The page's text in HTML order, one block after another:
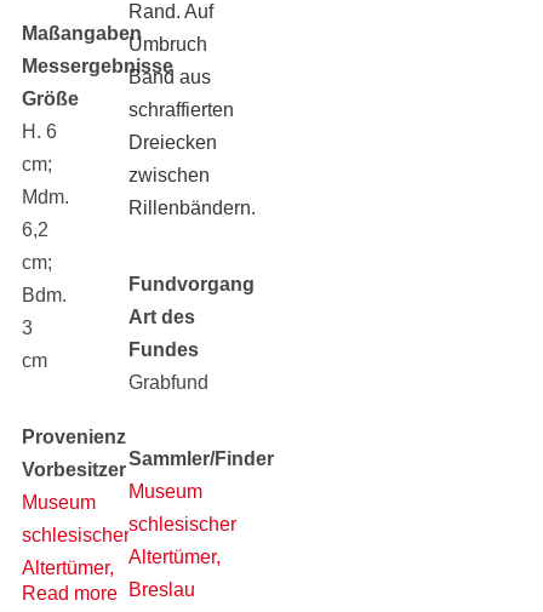
Maßangaben
Messergebnisse
Größe
H. 6
cm;
Mdm.
6,2
cm;
Bdm.
3
cm
Provenienz
Vorbesitzer
Museum
schlesischer
Altertümer,
Breslau
Read more
Rand. Auf
Umbruch
Band aus
schraffierten
Dreiecken
zwischen
Rillenbändern.
Fundvorgang
Art des
Fundes
Grabfund
Sammler/Finder
Museum
schlesischer
Altertümer,
Breslau